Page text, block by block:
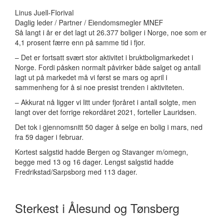
Linus Juell-Florival
Daglig leder / Partner / Eiendomsmegler MNEF
Så langt i år er det lagt ut 26.377 boliger i Norge, noe som er
4,1 prosent færre enn på samme tid i fjor.
– Det er fortsatt svært stor aktivitet i bruktboligmarkedet i
Norge. Fordi påsken normalt påvirker både salget og antall
lagt ut på markedet må vi først se mars og april i
sammenheng for å si noe presist trenden i aktiviteten.
– Akkurat nå ligger vi litt under fjoråret i antall solgte, men
langt over det forrige rekordåret 2021, forteller Lauridsen.
Det tok i gjennomsnitt 50 dager å selge en bolig i mars, ned
fra 59 dager i februar.
Kortest salgstid hadde Bergen og Stavanger m/omegn,
begge med 13 og 16 dager. Lengst salgstid hadde
Fredrikstad/Sarpsborg med 113 dager.
Sterkest i Ålesund og Tønsberg